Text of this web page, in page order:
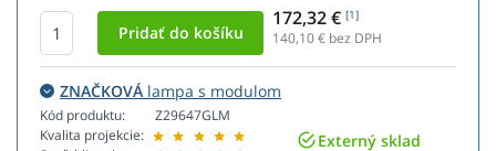
172,32 € [1]
140,10€ bez DPH
ZNAČKOVÁ lampa s modulom
Kód produktu:
Kvalita projekcie:
Z29647GLM
Externý sklad